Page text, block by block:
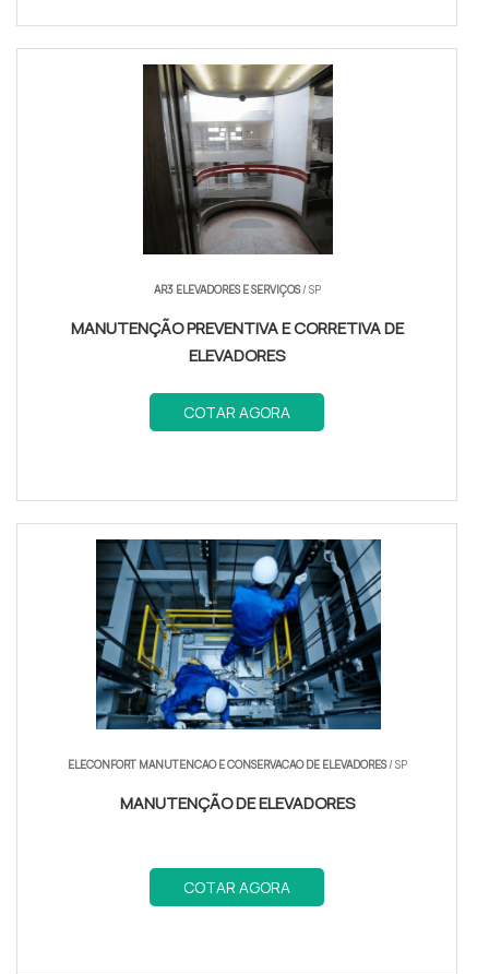
AR3 ELEVADORES E SERVIÇOS/ SP
MANUTENÇÃO PREVENTIVA E CORRETIVA DE
ELEVADORES
COTAR AGORA
ELECONFORT MANUTENCAO E CONSERVACAO DE ELEVADORES/ SP
MANUTENÇÃO DE ELEVADORES
COTAR AGORA